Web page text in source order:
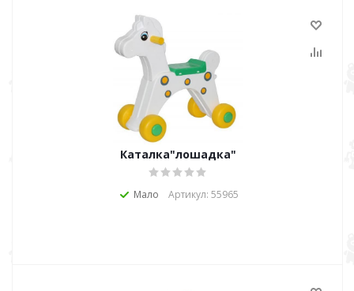
Каталка"лошадка"
Мало Артикул: 55965